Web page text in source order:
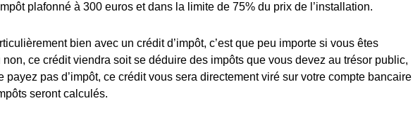
plafonné à 300 euros et dans la limite de 75% du prix de l’installation.
bien avec un crédit d’impôt, c’est que peu importe si vous êtes
ce crédit viendra soit se déduire des impôts que vous devez au trésor public,
payez pas d’impôt, ce crédit vous sera directement viré sur votre compte bancaire
seront calculés.